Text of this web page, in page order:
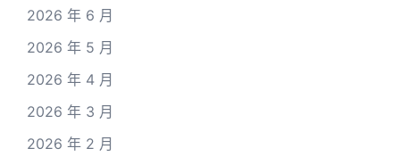
2026 年 6 月
2026 年 5 月
2026 年 4 月
2026 年 3 月
2026 年 2 月